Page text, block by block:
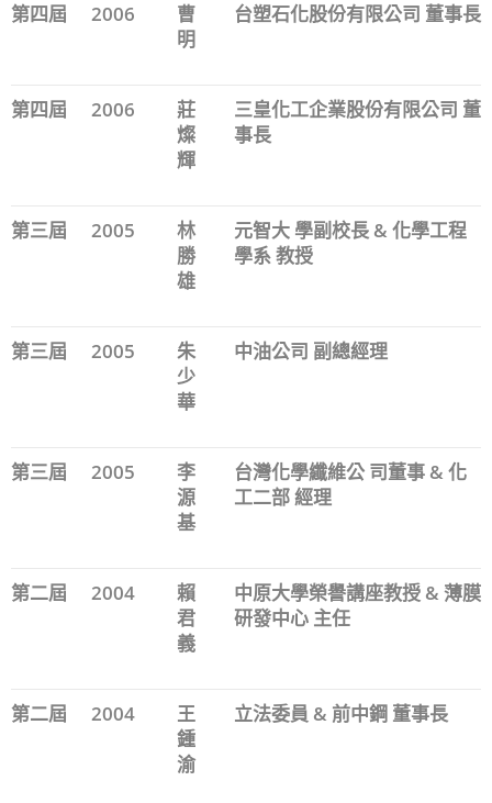
第四屆 2006
曹
明
台塑石化股份有限公司 董事長
第四屆 2006
莊
燦
輝
三皇化工企業股份有限公司 董
事長
第三屆 2005
林
勝
雄
元智大 學副校長 & 化學工程
學系 教授
第三屆 2005
朱
少
華
中油公司 副總經理
第三屆 2005
李
源
基
台灣化學纖維公 司董事 & 化
工二部 經理
第二屆 2004
賴
君
義
中原大學榮譽講座教授 & 薄膜
研發中心 主任
第二屆 2004
王
鍾
渝
立法委員 & 前中鋼 董事長